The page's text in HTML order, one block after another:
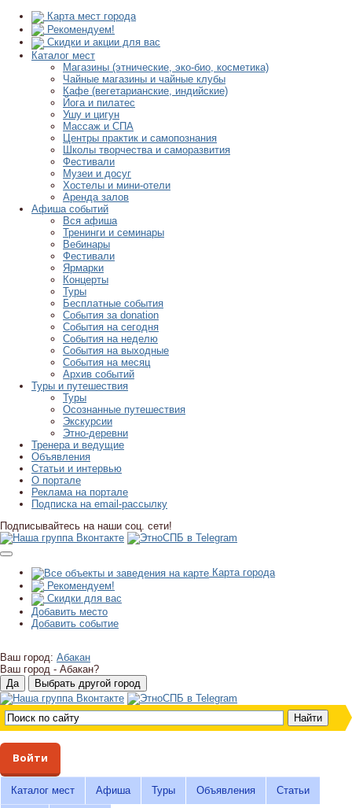
Карта мест города
Рекомендуем!
Скидки и акции для вас
Каталог мест
Магазины (этнические, эко-био, косметика)
Чайные магазины и чайные клубы
Кафе (вегетарианские, индийские)
Йога и пилатес
Ушу и цигун
Массаж и СПА
Центры практик и самопознания
Школы творчества и саморазвития
Фестивали
Музеи и досуг
Хостелы и мини-отели
Аренда залов
Афиша событий
Вся афиша
Тренинги и семинары
Вебинары
Фестивали
Ярмарки
Концерты
Туры
Бесплатные события
События за donation
События на сегодня
События на неделю
События на выходные
События на месяц
Архив событий
Туры и путешествия
Туры
Осознанные путешествия
Экскурсии
Этно-деревни
Тренера и ведущие
Объявления
Статьи и интервью
О портале
Реклама на портале
Подписка на email-рассылку
Подписывайтесь на наши соц. сети!
Карта города
Рекомендуем!
Скидки для вас
Добавить место
Добавить событие
Ваш город: Абакан
Ваш город - Абакан?
Войти
Каталог мест Афиша Туры Объявления Статьи